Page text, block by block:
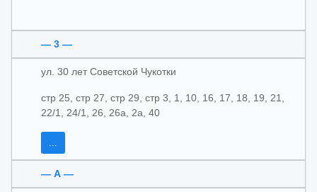
— 3 —
ул. 30 лет Советской Чукотки
стр 25, стр 27, стр 29, стр 3, 1, 10, 16, 17, 18, 19, 21,
22/1, 24/1, 26, 26а, 2а, 40
...
— А —